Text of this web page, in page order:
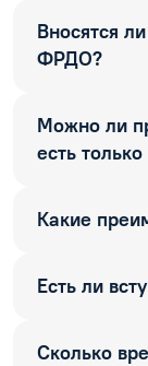
Вносятся
ФРДО?
Можно ли
есть только
Какие
Есть ли
Сколько